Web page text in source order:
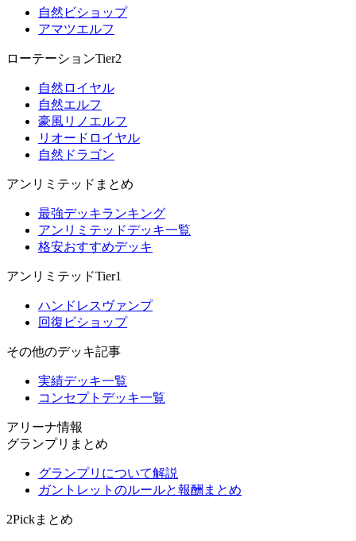
自然ビショップ
アマツエルフ
ローテーションTier2
自然ロイヤル
自然エルフ
豪風リノエルフ
リオードロイヤル
自然ドラゴン
アンリミテッドまとめ
最強デッキランキング
アンリミテッドデッキ一覧
格安おすすめデッキ
アンリミテッドTier1
ハンドレスヴァンプ
回復ビショップ
その他のデッキ記事
実績デッキ一覧
コンセプトデッキ一覧
アリーナ情報
グランプリまとめ
グランプリについて解説
ガントレットのルールと報酬まとめ
2Pickまとめ